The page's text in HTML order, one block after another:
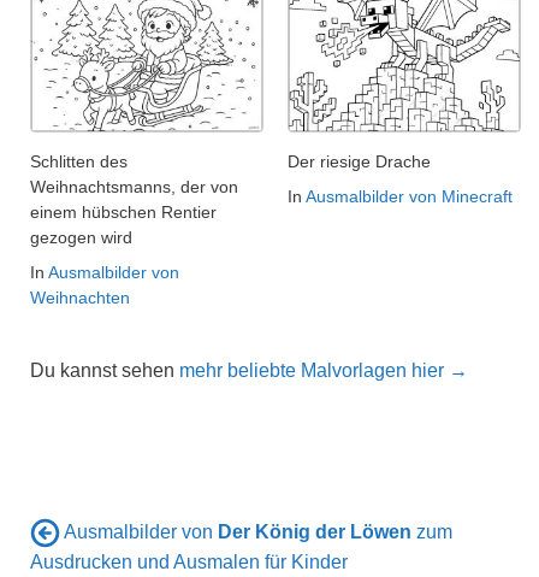
Schlitten des
Weihnachtsmanns, der von
einem hübschen Rentier
gezogen wird
In Ausmalbilder von
Weihnachten
Der riesige Drache
In Ausmalbilder von Minecraft
Du kannst sehen mehr beliebte Malvorlagen hier →
Ausmalbilder von Der König der Löwen zum
Ausdrucken und Ausmalen für Kinder